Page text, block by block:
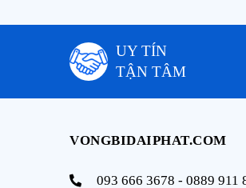
UY TÍN
TẬN TÂM
VONGBIDAIPHAT.COM
093 666 3678 - 0889 911